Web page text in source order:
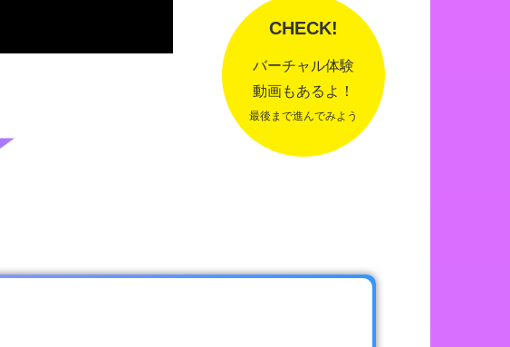
CHECK!
バーチャル体験
動画もあるよ！
最後まで進んでみよう